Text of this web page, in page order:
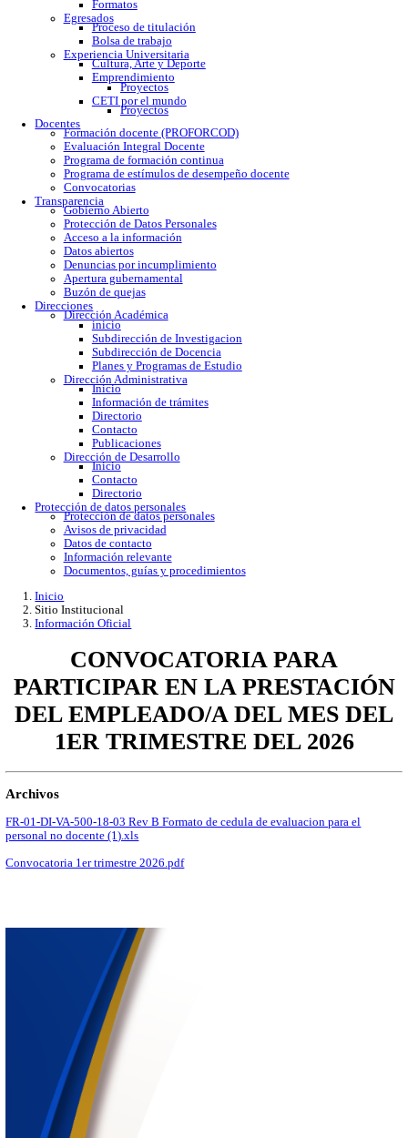
Sistema de control escolar
Estudiantes
Alumnos
Calendario escolar
Trámites escolares
Colomos
Tonalá
Río Santiago
Reglamento
Becas
Servicio social
Prácticas profesionales
Egresados
Proceso de titulación
Bolsa de trabajo
Experiencia Universitaria
Cultura, Arte y Deporte
Emprendimiento
CETI por el mundo
Proyectos
Docentes
Formación docente (PROFORCOD)
Evaluación Integral Docente
Programa de formación continua
Programa de estímulos de desempeño docente
Convocatorias
Transparencia
Gobierno Abierto
Protección de Datos Personales
Acceso a la información
Datos abiertos
Denuncias por incumplimiento
Apertura gubernamental
Buzón de quejas
Direcciones
Subdirección de Investigacion
Subdirección de Docencia
Planes y Programas de Estudio
Dirección Administrativa
Inicio
Información de trámites
Directorio
Contacto
Publicaciones
Inicio
Protección de datos personales
Protección de datos personales
Avisos de privacidad
Datos de contacto
Sitio Institucional
Información Oficial
CONVOCATORIA
PARTICIPAR EN LA
DEL EMPLEADO/A DEL
1ER TRIMESTRE DEL